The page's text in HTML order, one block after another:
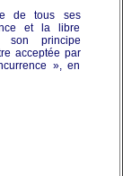
de tous ses
et la libre
son principe
acceptée par
», en